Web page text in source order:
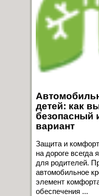
детей: как
безопасный
вариант
Защита и
на дороге всегда
для родителей.
автомобильное
элемент
обеспечения ...